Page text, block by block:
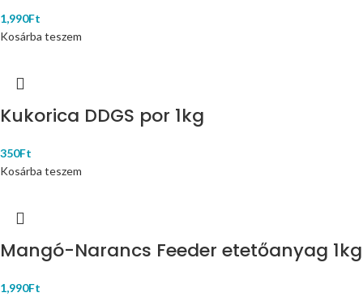
1,990Ft
Kosárba teszem
Kukorica DDGS por 1kg
350Ft
Kosárba teszem
Mangó-Narancs Feeder etetőanyag 1kg
1,990Ft